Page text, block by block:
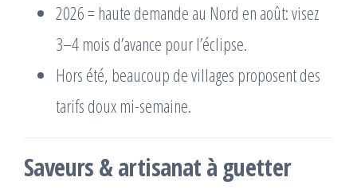
2026 = haute demande au Nord en août: visez
3–4 mois d’avance pour l’éclipse.
Hors été, beaucoup de villages proposent des
tarifs doux mi-semaine.
Saveurs & artisanat à guetter